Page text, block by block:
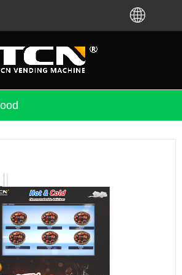
TCN o da u distributore